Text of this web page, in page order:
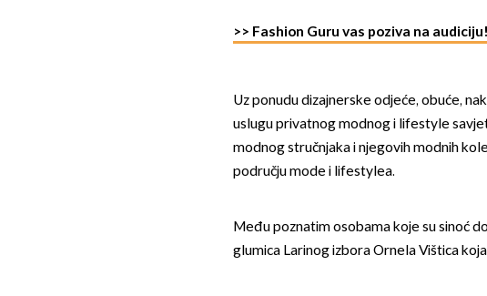
>> Fashion Guru vas poziva na audiciju!
Uz ponudu dizajnerske odjeće, obuće,
uslugu privatnog modnog i lifestyle
modnog stručnjaka i njegovih modnih
području mode i lifestylea.
Među poznatim osobama koje su sinoć
glumica Larinog izbora Ornela Vištica